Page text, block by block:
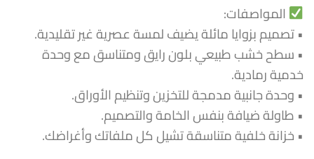
المواصفات:
• تصميم بزوايا مائلة يضيف لمسة عصرية غير تقليدية.
• سطح خشب طبيعي بلون رايق ومتناسق مع وحدة
خدمية رمادية.
• وحدة جانبية مدمجة للتخزين وتنظيم الأوراق.
• طاولة ضيافة بنفس الخامة والتصميم.
• خزانة خلفية متناسقة تشيل كل ملفاتك وأغراضك.